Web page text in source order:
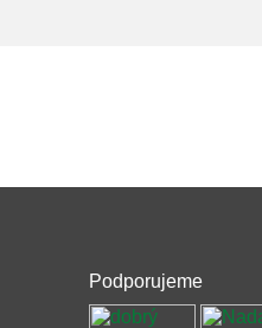
Podporujeme